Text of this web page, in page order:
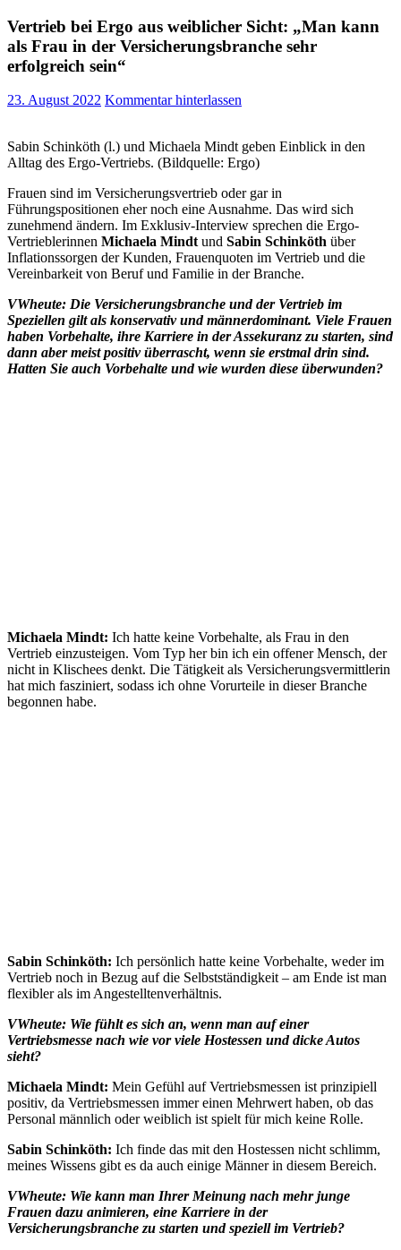
Vertrieb bei Ergo aus weiblicher Sicht: „Man kann
als Frau in der Versicherungsbranche sehr
erfolgreich sein“
23. August 2022 Kommentar hinterlassen
Sabin Schinköth (l.) und Michaela Mindt geben Einblick in den
Alltag des Ergo-Vertriebs. (Bildquelle: Ergo)
Frauen sind im Versicherungsvertrieb oder gar in
Führungspositionen eher noch eine Ausnahme. Das wird sich
zunehmend ändern. Im Exklusiv-Interview sprechen die Ergo-
Vertrieblerinnen Michaela Mindtund Sabin Schinköth über
Inflationssorgen der Kunden, Frauenquoten im Vertrieb und die
Vereinbarkeit von Beruf und Familie in der Branche.
VWheute: Die Versicherungsbranche und der Vertrieb im
Speziellen gilt als konservativ und männerdominant. Viele Frauen
haben Vorbehalte, ihre Karriere in der Assekuranz zu starten, sind
dann aber meist positiv überrascht, wenn sie erstmal drin sind.
Hatten Sie auch Vorbehalte und wie wurden diese überwunden?
Michaela Mindt: Ich hatte keine Vorbehalte, als Frau in den
Vertrieb einzusteigen. Vom Typ her bin ich ein offener Mensch, der
nicht in Klischees denkt. Die Tätigkeit als Versicherungsvermittlerin
hat mich fasziniert, sodass ich ohne Vorurteile in dieser Branche
begonnen habe.
Sabin Schinköth: Ich persönlich hatte keine Vorbehalte, weder im
Vertrieb noch in Bezug auf die Selbstständigkeit – am Ende ist man
flexibler als im Angestelltenverhältnis.
VWheute: Wie fühlt es sich an, wenn man auf einer
Vertriebsmesse nach wie vor viele Hostessen und dicke Autos
sieht?
Michaela Mindt: Mein Gefühl auf Vertriebsmessen ist prinzipiell
positiv, da Vertriebsmessen immer einen Mehrwert haben, ob das
Personal männlich oder weiblich ist spielt für mich keine Rolle.
Sabin Schinköth: Ich finde das mit den Hostessen nicht schlimm,
meines Wissens gibt es da auch einige Männer in diesem Bereich.
VWheute: Wie kann man Ihrer Meinung nach mehr junge
Frauen dazu animieren, eine Karriere in der
Versicherungsbranche zu starten und speziell im Vertrieb?